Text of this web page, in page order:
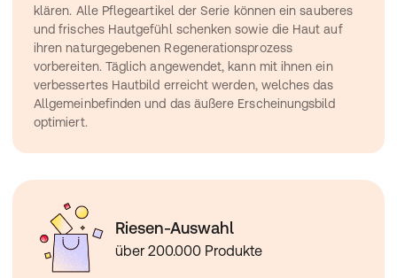
klären. Alle Pflegeartikel der Serie können ein sauberes
und frisches Hautgefühl schenken sowie die Haut auf
ihren naturgegebenen Regenerationsprozess
vorbereiten. Täglich angewendet, kann mit ihnen ein
verbessertes Hautbild erreicht werden, welches das
Allgemeinbefinden und das äußere Erscheinungsbild
optimiert.
Riesen-Auswahl
über 200.000 Produkte